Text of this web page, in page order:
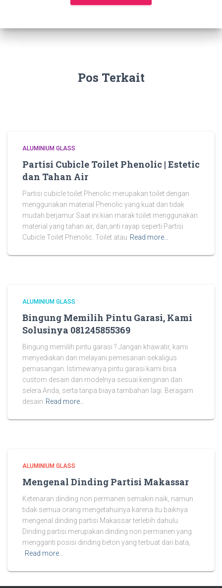
Pos Terkait
ALUMINIUM GLASS
Partisi Cubicle Toilet Phenolic | Estetic
dan Tahan Air
Partisi cubicle toilet Phenolic merupakan toilet dengan
menggunakan material Phenolic yang kuat dan tidak
mudah berjamur Saat ini kian marak toilet menggunakan
material yang tahan air, dan,anti rayap seperti Partisi
Cubicle Toilet Phenolic. Toilet atau Read more…
ALUMINIUM GLASS
Bingung Memilih Pintu Garasi, Kami
Solusinya 081245855369
Bingung memilih pintu garasi ? Jangan khawatir, kami
menyediakan dan melayani pemesanan sekaligus
pemasangan. Istimewanya pintu garasi kami bisa
custom desain dan modelnya sesuai keinginan dan
selera Anda, serta tanpa biaya tambahan lagi. Beragam
desain Read more…
ALUMINIUM GLASS
Mengenal Dinding Partisi Makassar
Ketenaran dinding non permanen semakin naik, namun
tidak semua orang mengetahuinya karena itu baiknya
mengenal dinding partisi Makassar terlebih dahulu.
Dinding partisi merupakan dinding non permanen yang
mengganti posisi dinding beton yang terbuat dari bata,
Read more…